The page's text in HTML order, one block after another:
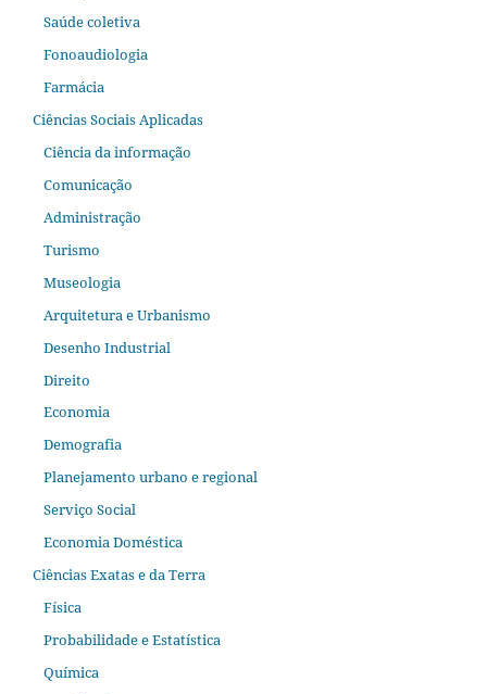
Saúde coletiva
Fonoaudiologia
Farmácia
Ciências Sociais Aplicadas
Ciência da informação
Comunicação
Administração
Turismo
Museologia
Arquitetura e Urbanismo
Desenho Industrial
Direito
Economia
Demografia
Planejamento urbano e regional
Serviço Social
Economia Doméstica
Ciências Exatas e da Terra
Física
Probabilidade e Estatística
Química